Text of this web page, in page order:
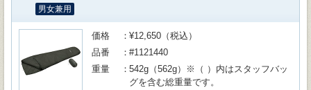
男女兼用
価格
¥12,650（税込）
品番
#1121440
重量
542g（562g）※（ ）内はスタッフバッ
グを含む総重量です。